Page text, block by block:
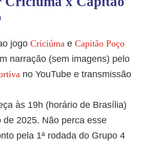
jogo Criciúma e Capitão Poço
narração (sem imagens) pelo
no YouTube e transmissão
às 19h (horário de Brasília)
de 2025. Não perca esse
pela 1ª rodada do Grupo 4